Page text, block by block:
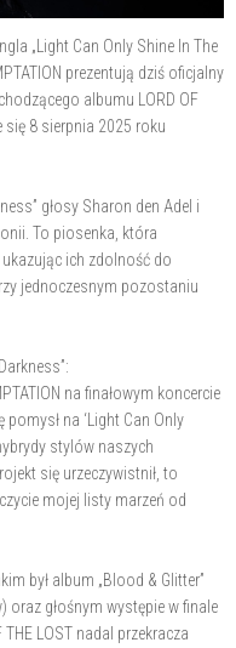
„Light Can Only Shine In The
prezentują dziś oficjalny
albumu LORD OF
się 8 sierpnia 2025 roku
głosy Sharon den Adel i
To piosenka, która
ich zdolność do
jednoczesnym pozostaniu
na finałowym koncercie
pomysł na ‘Light Can Only
stylów naszych
się urzeczywistnił, to
mojej listy marzeń od
był album „Blood & Glitter”
oraz głośnym występie w finale
LOST nadal przekracza